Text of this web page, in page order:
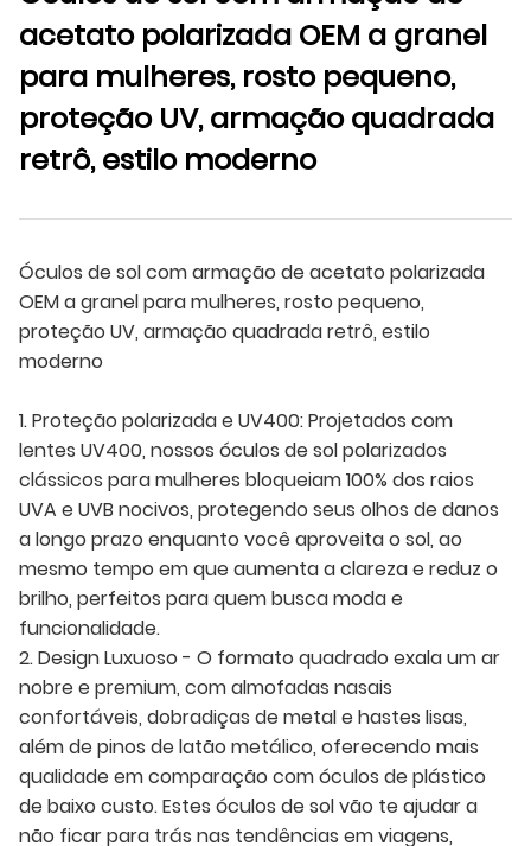
acetato polarizada OEM a granel
para mulheres, rosto pequeno,
proteção UV, armação quadrada
retrô, estilo moderno
Óculos de sol com armação de acetato polarizada
OEM a granel para mulheres, rosto pequeno,
proteção UV, armação quadrada retrô, estilo
moderno
1. Proteção polarizada e UV400: Projetados com
lentes UV400, nossos óculos de sol polarizados
clássicos para mulheres bloqueiam 100% dos raios
UVA e UVB nocivos, protegendo seus olhos de danos
a longo prazo enquanto você aproveita o sol, ao
mesmo tempo em que aumenta a clareza e reduz o
brilho, perfeitos para quem busca moda e
funcionalidade.
2. Design Luxuoso - O formato quadrado exala um ar
nobre e premium, com almofadas nasais
confortáveis, dobradiças de metal e hastes lisas,
além de pinos de latão metálico, oferecendo mais
qualidade em comparação com óculos de plástico
de baixo custo. Estes óculos de sol vão te ajudar a
não ficar para trás nas tendências em viagens,